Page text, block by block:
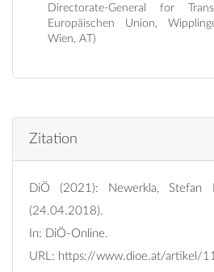
Directorate-General for
Europäischen Union,
Wien, AT)
Zitation
DiÖ (2021): Newerkla,
(24.04.2018).
In: DiÖ-Online.
URL: https://www.dioe.at/artikel/